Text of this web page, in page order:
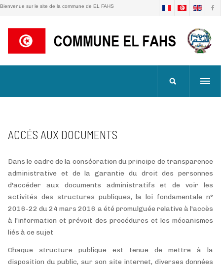
Bienvenue sur le site de la commune de EL FAHS
ACCÉS AUX DOCUMENTS
Dans le cadre de la consécration du principe de transparence
administrative et de la garantie du droit des personnes
d'accéder aux documents administratifs et de voir les
activités des structures publiques, la loi fondamentale n°
2016-22 du 24 mars 2016 a été promulguée relative à l'accès
à l'information et prévoit des procédures et les mécanismes
liés à ce sujet
Chaque structure publique est tenue de mettre à la
disposition du public, sur son site internet, diverses données